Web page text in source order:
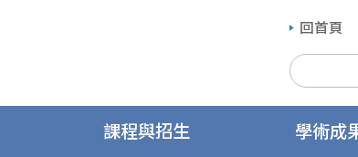
回首頁
課程與招生 學術成